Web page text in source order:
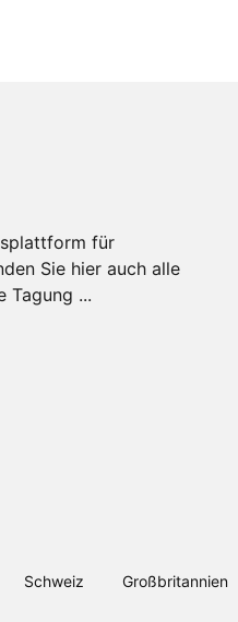
für
Sie hier auch alle
Tagung ...
Schweiz Großbritannien